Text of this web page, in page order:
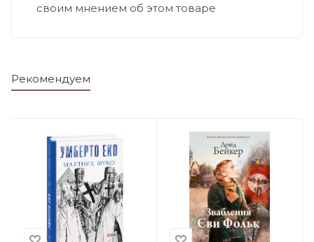
своим мнением об этом товаре
Рекомендуем